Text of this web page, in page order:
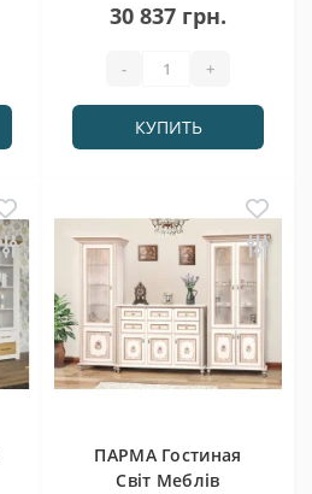
30 837 грн.
- +
КУПИТЬ
ПАРМА Гостиная
Світ Меблів